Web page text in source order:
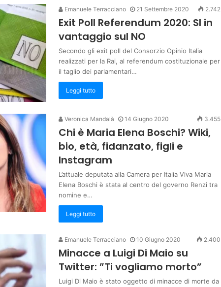
Emanuele Terracciano 21 Settembre 2020 2.742
Exit Poll Referendum 2020: SI in
vantaggio sul NO
Secondo gli exit poll del Consorzio Opinio Italia
realizzati per la Rai, al referendum costituzionale per
il taglio dei parlamentari…
Leggi tutto
Veronica Mandalà 14 Giugno 2020 3.455
Chi è Maria Elena Boschi? Wiki,
bio, età, fidanzato, figli e
Instagram
L’attuale deputata alla Camera per Italia Viva Maria
Elena Boschi è stata al centro del governo Renzi tra
nomine e…
Leggi tutto
Emanuele Terracciano 10 Giugno 2020 2.400
Minacce a Luigi Di Maio su
Twitter: ”Ti vogliamo morto”
Luigi Di Maio è stato oggetto di minacce di morte da